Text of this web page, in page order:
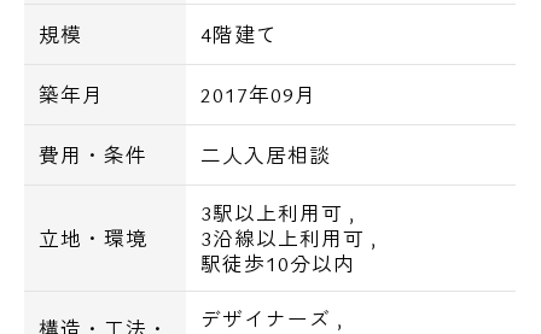
■24時間緊急サポート
【設備詳細】
■ディンプルキー
■防犯カメラ
■モニター付インターホン
■敷地内ゴミ出し
規模 4階建て
築年月 2017年09月
費用・条件 二人入居相談
立地・環境
3駅以上利用可 ,
3沿線以上利用可 ,
駅徒歩10分以内
構造・工法・
デザイナーズ ,